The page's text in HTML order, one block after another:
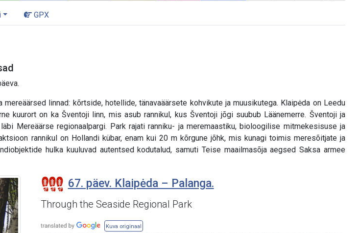
GPX
mereäärsed linnad: kõrtside, hotellide, tänavaäärsete kohvikute ja muusikutega. Klaipėda on Leedu
kuurort on ka Šventoji linn, mis asub rannikul, kus Šventoji jõgi suubub Läänemerre. Šventoji ja
Mereäärse regionaalpargi. Park rajati ranniku- ja meremaastiku, bioloogilise mitmekesisuse ja
rannikul on Hollandi kübar, enam kui 20 m kõrgune jõhk, mis kunagi toimis meresõitjate ja
hulka kuuluvad autentsed kodutalud, samuti Teise maailmasõja aegsed Saksa armee
67. päev. Klaipėda – Palanga.
Through the Seaside Regional Park
Kuva originaal